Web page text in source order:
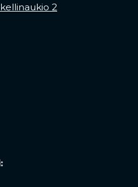
2
tab)
in a new tab)